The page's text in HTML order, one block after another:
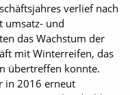
verlief nach
umsatz- und
das Wachstum der
mit Winterreifen, das
übertreffen konnte.
in 2016 erneut